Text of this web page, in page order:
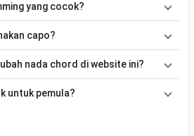
ini tersedia versi chord gitar yang
yang cocok?
dapat menggunakan pola
.
capo?
nada asli penyanyi, kamu
nada chord di website ini?
menurunkan nada. Seluruh chord akan
untuk pemula?